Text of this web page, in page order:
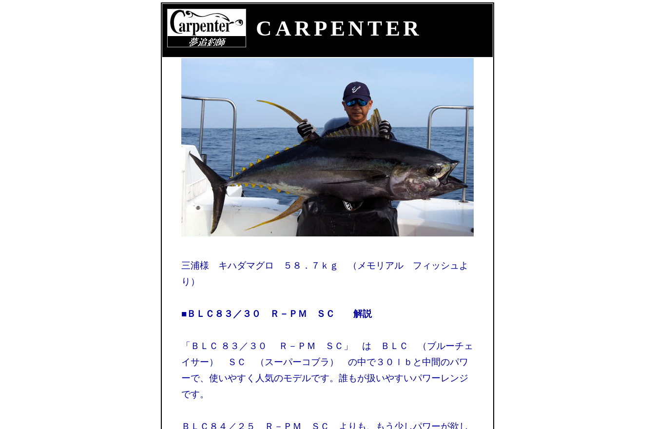
CARPENTER
三浦様 キハダマグロ ５８．７ｋｇ （メモリアル フィッシュよ
り）
■ＢＬＣ８３／３０ Ｒ－ＰＭ ＳＣ 解説
「ＢＬＣ ８３／３０ Ｒ－ＰＭ ＳＣ」 は ＢＬＣ （ブルーチェ
イサー） ＳＣ （スーパーコブラ） の中で３０ｌｂと中間のパワ
ーで、使いやすく人気のモデルです。誰もが扱いやすいパワーレンジ
です。
ＢＬＣ８４／２５ Ｒ－ＰＭ ＳＣ よりも、もう少しパワーが欲し